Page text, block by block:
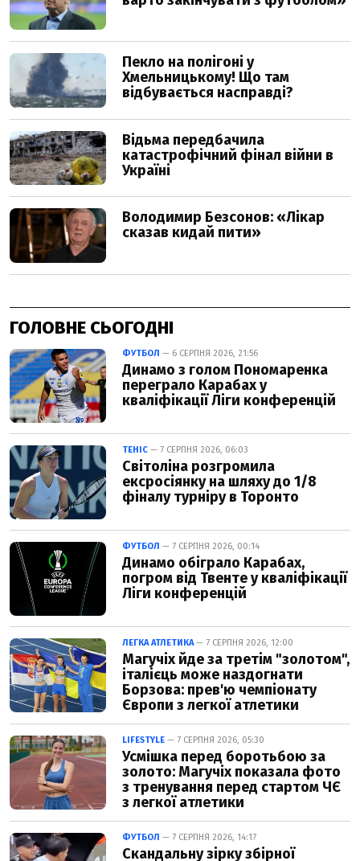
ГОЛОВНЕ СЬОГОДНІ
ФУТБОЛ — 6 СЕРПНЯ 2026, 21:56
Динамо з голом Пономаренка
переграло Карабах у
кваліфікації Ліги конференцій
ТЕНІС — 7 СЕРПНЯ 2026, 06:03
Світоліна розгромила
ексросіянку на шляху до 1/8
фіналу турніру в Торонто
ФУТБОЛ — 7 СЕРПНЯ 2026, 00:14
Динамо обіграло Карабах,
погром від Твенте у кваліфікації
Ліги конференцій
ЛЕГКА АТЛЕТИКА— 7 СЕРПНЯ 2026, 12:00
Магучіх йде за третім "золотом",
італієць може наздогнати
Борзова: прев'ю чемпіонату
Європи з легкої атлетики
LIFESTYLE — 7 СЕРПНЯ 2026, 05:30
Усмішка перед боротьбою за
золото: Магучіх показала фото
з тренування перед стартом ЧЄ
з легкої атлетики
ФУТБОЛ — 7 СЕРПНЯ 2026, 14:17
Скандальну зірку збірної